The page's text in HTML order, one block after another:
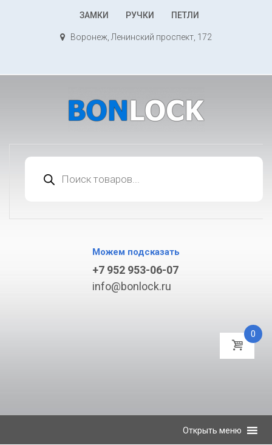
К
ЗАМКИ РУЧКИ ПЕТЛИ
Воронеж, Ленинский проспект, 172
товаров
Можем подсказать
+7 952 953-06-07
info@bonlock.ru
0
Открыть меню